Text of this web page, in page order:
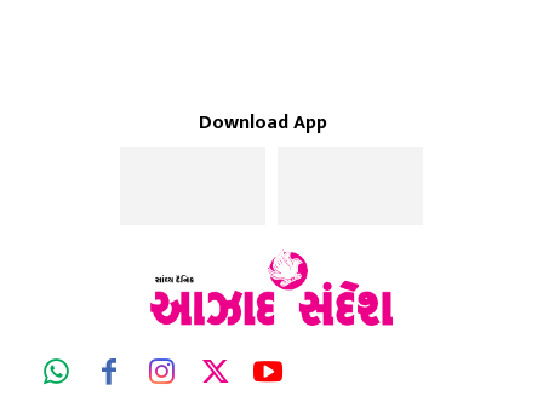
Download App